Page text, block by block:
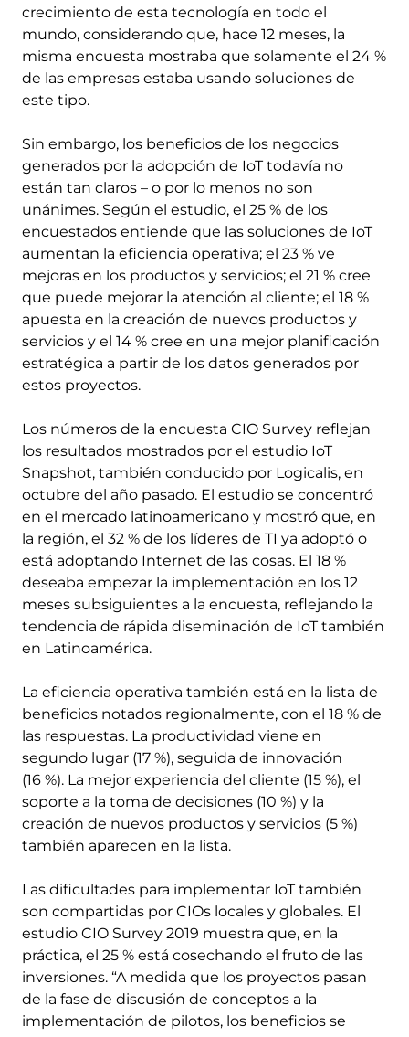
crecimiento de esta tecnología en todo el
mundo, considerando que, hace 12 meses, la
misma encuesta mostraba que solamente el 24 %
de las empresas estaba usando soluciones de
este tipo.
Sin embargo, los beneficios de los negocios
generados por la adopción de IoT todavía no
están tan claros – o por lo menos no son
unánimes. Según el estudio, el 25 % de los
encuestados entiende que las soluciones de IoT
aumentan la eficiencia operativa; el 23 % ve
mejoras en los productos y servicios; el 21 % cree
que puede mejorar la atención al cliente; el 18 %
apuesta en la creación de nuevos productos y
servicios y el 14 % cree en una mejor planificación
estratégica a partir de los datos generados por
estos proyectos.
Los números de la encuesta CIO Survey reflejan
los resultados mostrados por el estudio IoT
Snapshot, también conducido por Logicalis, en
octubre del año pasado. El estudio se concentró
en el mercado latinoamericano y mostró que, en
la región, el 32 % de los líderes de TI ya adoptó o
está adoptando Internet de las cosas. El 18 %
deseaba empezar la implementación en los 12
meses subsiguientes a la encuesta, reflejando la
tendencia de rápida diseminación de IoT también
en Latinoamérica.
La eficiencia operativa también está en la lista de
beneficios notados regionalmente, con el 18 % de
las respuestas. La productividad viene en
segundo lugar (17 %), seguida de innovación
(16 %). La mejor experiencia del cliente (15 %), el
soporte a la toma de decisiones (10 %) y la
creación de nuevos productos y servicios (5 %)
también aparecen en la lista.
Las dificultades para implementar IoT también
son compartidas por CIOs locales y globales. El
estudio CIO Survey 2019 muestra que, en la
práctica, el 25 % está cosechando el fruto de las
inversiones. “A medida que los proyectos pasan
de la fase de discusión de conceptos a la
implementación de pilotos, los beneficios se